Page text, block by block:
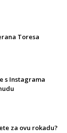
Toresa
s Instagrama
za ovu rokadu?